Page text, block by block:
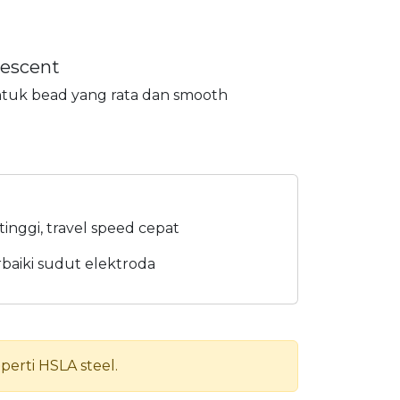
bead yang rata dan smooth
travel speed cepat
sudut elektroda
HSLA steel.